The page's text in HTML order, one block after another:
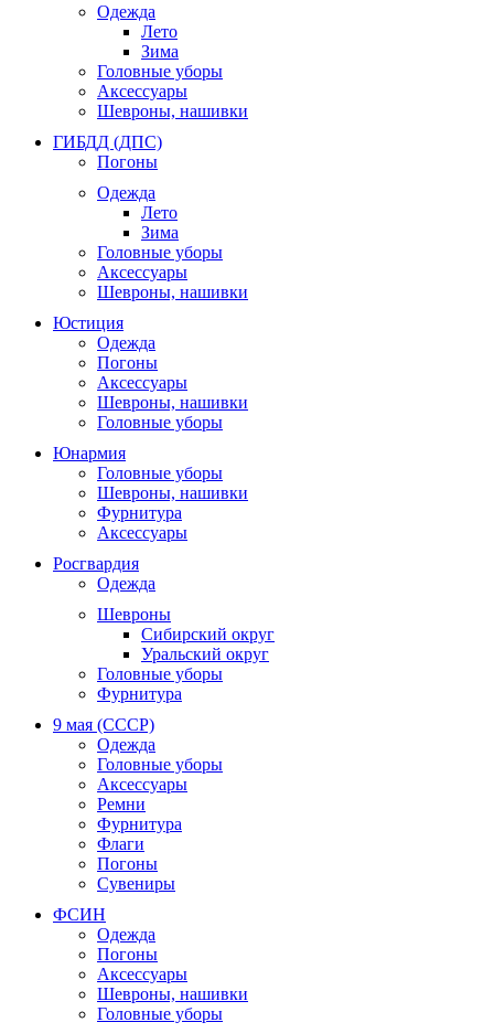
Одежда
Лето
Зима
Головные уборы
Аксессуары
Шевроны, нашивки
ГИБДД (ДПС)
Погоны
Одежда
Лето
Зима
Головные уборы
Аксессуары
Шевроны, нашивки
Юстиция
Одежда
Погоны
Аксессуары
Шевроны, нашивки
Головные уборы
Юнармия
Головные уборы
Шевроны, нашивки
Фурнитура
Аксессуары
Росгвардия
Одежда
Шевроны
Сибирский округ
Уральский округ
Головные уборы
Фурнитура
9 мая (СССР)
Одежда
Головные уборы
Аксессуары
Ремни
Фурнитура
Флаги
Погоны
Сувениры
ФСИН
Одежда
Погоны
Аксессуары
Шевроны, нашивки
Головные уборы